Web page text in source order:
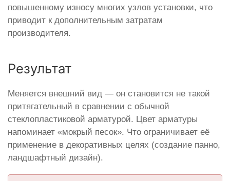
повышенному износу многих узлов установки, что
приводит к дополнительным затратам
производителя.
Результат
Меняется внешний вид — он становится не такой
притягательный в сравнении с обычной
стеклопластиковой арматурой. Цвет арматуры
напоминает «мокрый песок». Что ограничивает её
применение в декоративных целях (создание панно,
ландшафтный дизайн).